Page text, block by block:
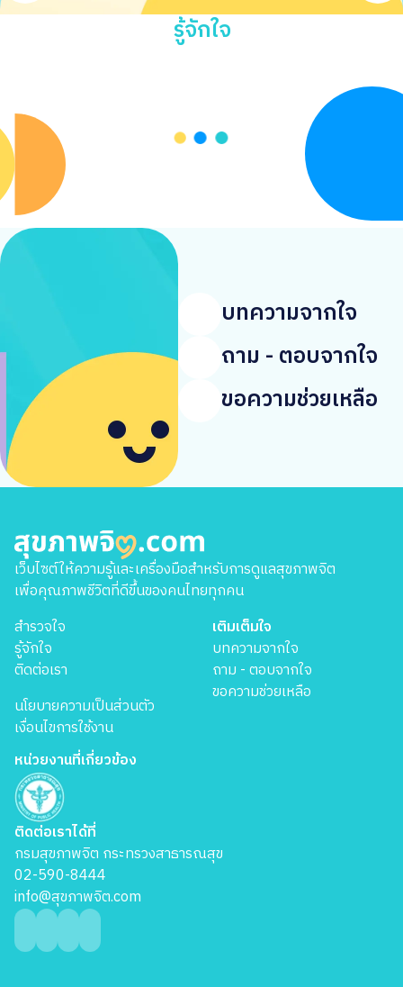
รู้จักใจ
บทความจากใจ
ถาม - ตอบจากใจ
ขอความช่วยเหลือ
เว็บไซต์ให้ความรู้และเครื่องมือสำหรับการดูแลสุขภาพจิต
เพื่อคุณภาพชีวิตที่ดีขึ้นของคนไทยทุกคน
สำรวจใจ
รู้จักใจ
ติดต่อเรา
นโยบายความเป็นส่วนตัว
เงื่อนไขการใช้งาน
เติมเต็มใจ
บทความจากใจ
ถาม - ตอบจากใจ
ขอความช่วยเหลือ
ติดต่อเราได้ที่
กรมสุขภาพจิต กระทรวงสาธารณสุข
02-590-8444
info@สุขภาพจิต.com
หน่วยงานที่เกี่ยวข้อง